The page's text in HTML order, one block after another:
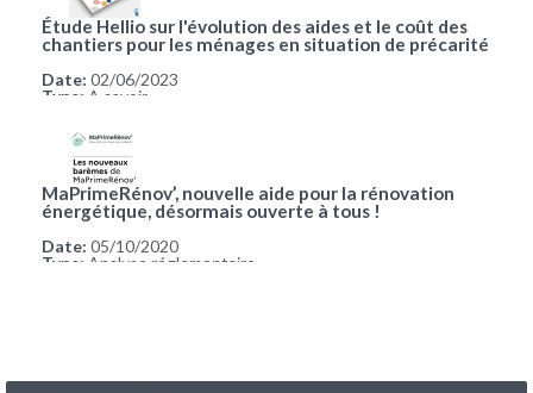
Étude Hellio sur l'évolution des aides et le coût des
chantiers pour les ménages en situation de précarité
Date: 02/06/2023
Type: A savoir
MaPrimeRénov’, nouvelle aide pour la rénovation
énergétique, désormais ouverte à tous !
Date: 05/10/2020
Type: Analyse réglementaire